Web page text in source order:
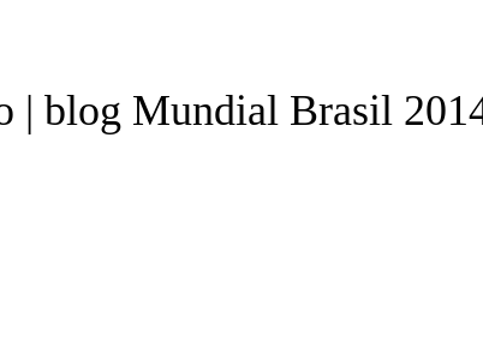
| blog Mundial Brasil